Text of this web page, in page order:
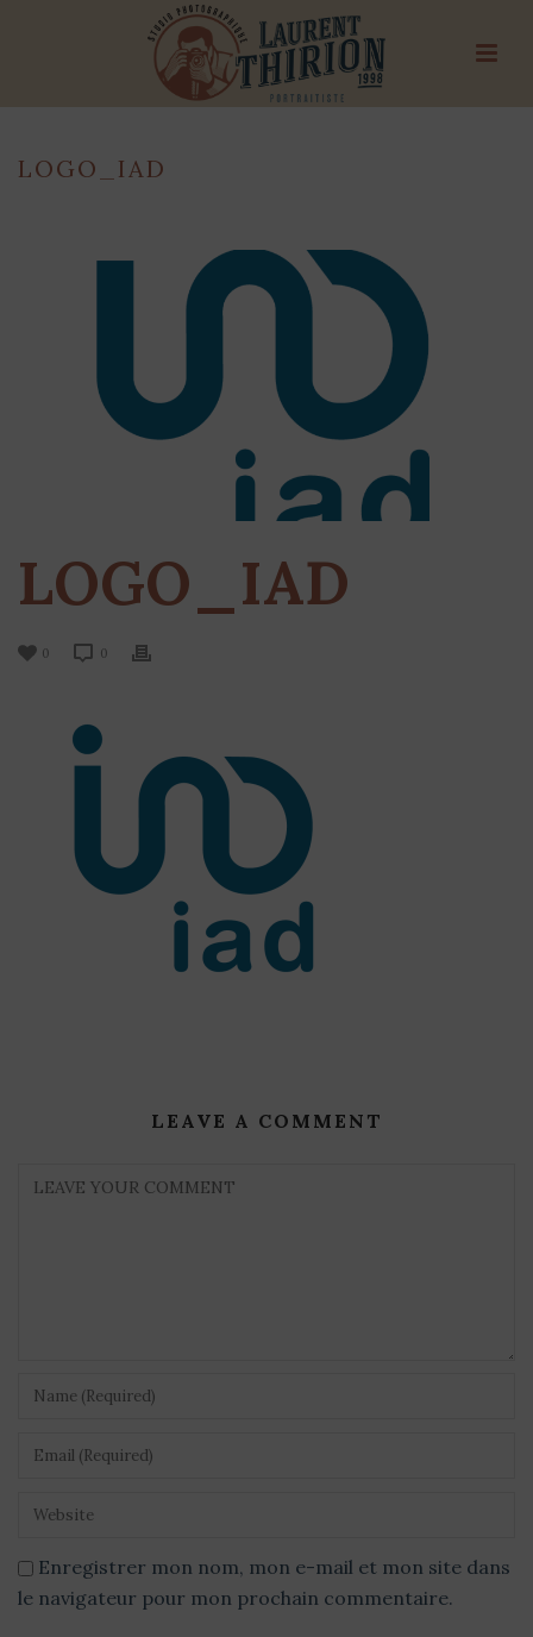
LOGO_IAD
LOGO_IAD
0 0
LEAVE A COMMENT
Enregistrer mon nom, mon e-mail et mon site dans
le navigateur pour mon prochain commentaire.